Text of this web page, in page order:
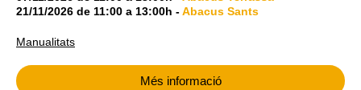
21/11/2026 de 11:00 a 13:00h -Abacus Sants
Manualitats
Més informació